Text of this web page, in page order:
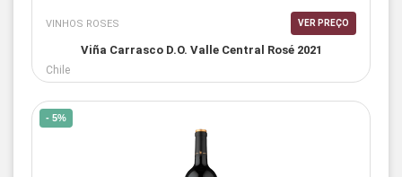
VINHOS ROSES VER PREÇO
Viña Carrasco D.O. Valle Central Rosé 2021
Chile
- 5%